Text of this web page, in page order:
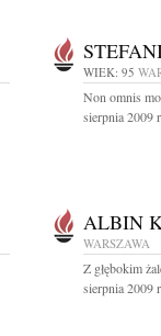
WIEK: 95
Non omnis
sierpnia 2009
ALBIN
WARSZAWA
Z głębokim
sierpnia 2009